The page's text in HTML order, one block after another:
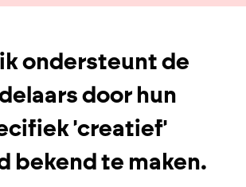
ondersteunt de
door hun
'creatief'
bekend te maken.